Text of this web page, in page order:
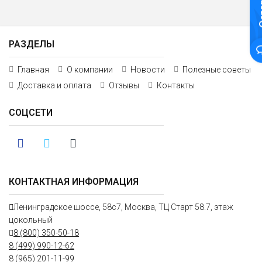
КОНТАКТНАЯ ИНФОРМАЦИЯ
Ленинградское шоссе, 58с7, Москва, ТЦ Старт 58.7, этаж
цокольный
8 (800) 350-50-18
8 (499) 990-12-62
8 (965) 201-11-99
РАЗДЕЛЫ
Главная О компании Новости
Полезные советы
Доставка и оплата
Отзывы Контакты
СОЦСЕТИ